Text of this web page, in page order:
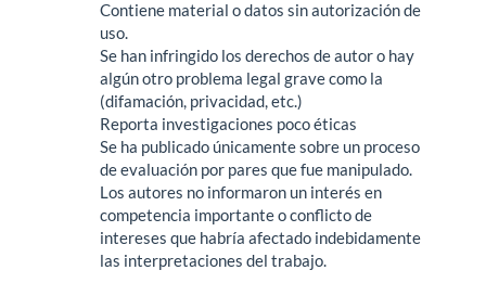
Contiene material o datos sin autorización de
uso.
Se han infringido los derechos de autor o hay
algún otro problema legal grave como la
(difamación, privacidad, etc.)
Reporta investigaciones poco éticas
Se ha publicado únicamente sobre un proceso
de evaluación por pares que fue manipulado.
Los autores no informaron un interés en
competencia importante o conflicto de
intereses que habría afectado indebidamente
las interpretaciones del trabajo.